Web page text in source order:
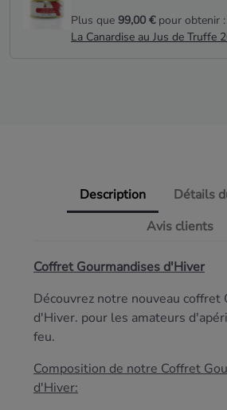
Plus que 99,00 €pour obtenir :
La Canardise au Jus de Truffe
Description
Détails
Avis clients
Coffret Gourmandises d'Hiver
Découvrez notre nouveau coffret
d'Hiver. pour les amateurs
feu.
Composition de notre Coffret
d'Hiver: